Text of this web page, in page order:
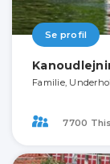
Se profil
Familie,
7700